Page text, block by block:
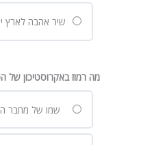
שיר אהבה לארץ
מה רמוז באקרוסטיכון של
שמו של מחבר